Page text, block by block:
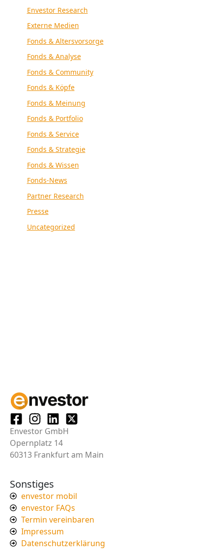
Envestor Research
Externe Medien
Fonds & Altersvorsorge
Fonds & Analyse
Fonds & Community
Fonds & Köpfe
Fonds & Meinung
Fonds & Portfolio
Fonds & Service
Fonds & Strategie
Fonds & Wissen
Fonds-News
Partner Research
Presse
Uncategorized
Envestor GmbH
Opernplatz 14
60313 Frankfurt am Main
Sonstiges
envestor mobil
envestor FAQs
Termin vereinbaren
Impressum
Datenschutzerklärung